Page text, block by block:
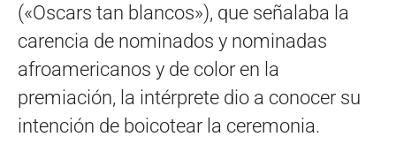
(«Oscars tan blancos»), que señalaba la
carencia de nominados y nominadas
afroamericanos y de color en la
premiación, la intérprete dio a conocer su
intención de boicotear la ceremonia.